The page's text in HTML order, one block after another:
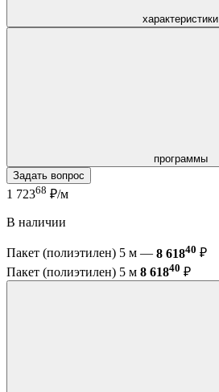
характеристики
программы
Задать вопрос
1 72368 ₽/м
В наличии
Пакет (полиэтилен) 5 м — 8 61840 ₽
Пакет (полиэтилен) 5 м 8 61840 ₽